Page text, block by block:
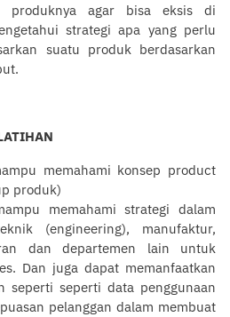
produknya agar bisa eksis di
strategi apa yang perlu
suatu produk berdasarkan
memahami konsep product
produk)
memahami strategi dalam
(engineering), manufaktur,
dan departemen lain untuk
Dan juga dapat memanfaatkan
seperti seperti data penggunaan
pelanggan dalam membuat